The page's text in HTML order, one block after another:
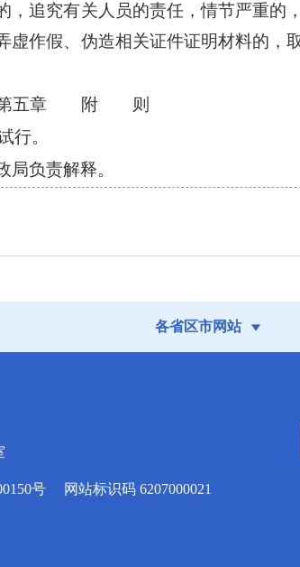
追究有关人员的责任，情节严重的
作假、伪造相关证件证明材料的，
五章 附 则
。
负责解释。
各省区市网站
号 网站标识码 6207000021